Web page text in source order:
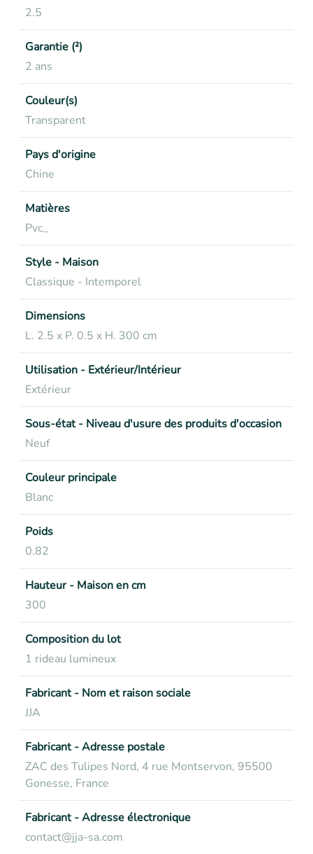
2.5
Garantie (²)
2 ans
Couleur(s)
Transparent
Pays d'origine
Chine
Matières
Pvc_
Style - Maison
Classique - Intemporel
Dimensions
L. 2.5 x P. 0.5 x H. 300 cm
Utilisation - Extérieur/Intérieur
Extérieur
Sous-état - Niveau d'usure des produits d'occasion
Neuf
Couleur principale
Blanc
Poids
0.82
Hauteur - Maison en cm
300
Composition du lot
1 rideau lumineux
Fabricant - Nom et raison sociale
JJA
Fabricant - Adresse postale
ZAC des Tulipes Nord, 4 rue Montservon, 95500
Gonesse, France
Fabricant - Adresse électronique
contact@jja-sa.com